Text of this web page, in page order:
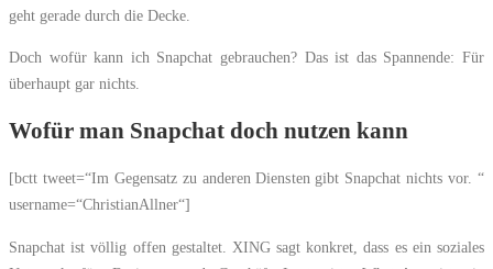
geht gerade durch die Decke.
Doch wofür kann ich Snapchat gebrauchen? Das ist das Spannende: Für
überhaupt gar nichts.
Wofür man Snapchat doch nutzen kann
[bctt tweet=“Im Gegensatz zu anderen Diensten gibt Snapchat nichts vor. “
username=“ChristianAllner“]
Snapchat ist völlig offen gestaltet. XING sagt konkret, dass es ein soziales